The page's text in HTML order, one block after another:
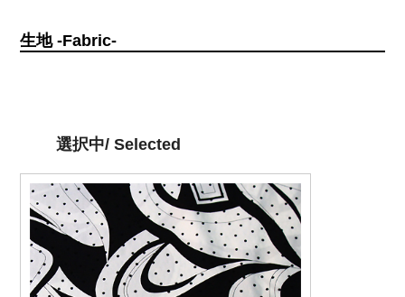
生地 -Fabric-
選択中/ Selected